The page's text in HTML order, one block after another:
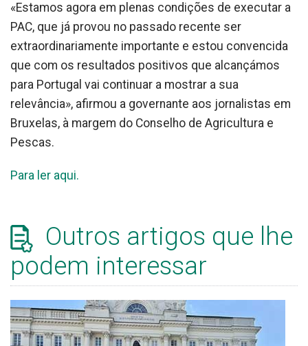
«Estamos agora em plenas condições de executar a
PAC, que já provou no passado recente ser
extraordinariamente importante e estou convencida
que com os resultados positivos que alcançámos
para Portugal vai continuar a mostrar a sua
relevância», afirmou a governante aos jornalistas em
Bruxelas, à margem do Conselho de Agricultura e
Pescas.
Para ler aqui.
Outros artigos que lhe
podem interessar